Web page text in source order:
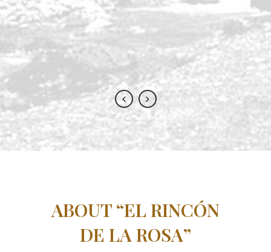
todo el mundo; nosotros
repetiremos seguro!!!
Nieves Rodriguez Villanueva
ABOUT “EL RINCÓN
DE LA ROSA”